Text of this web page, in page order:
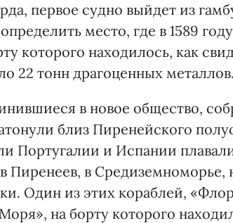
первое судно выйдет из
место, где в 1589
которого находилось, как
22 тонн драгоценных металлов.
в новое общество,
близ Пиренейского
Португалии и Испании
Пиренеев, в Средиземноморье,
Один из этих кораблей,
на борту которого